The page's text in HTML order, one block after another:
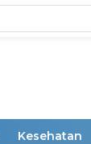
Kesehatan